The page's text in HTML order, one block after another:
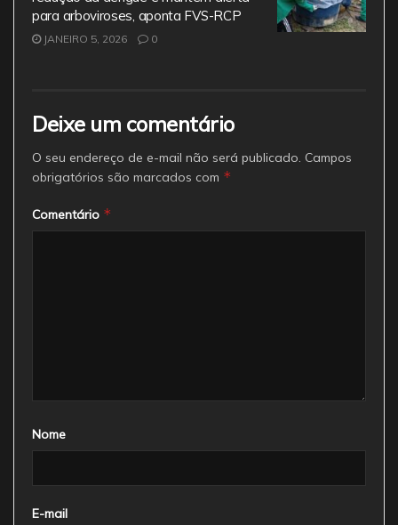
para arboviroses, aponta FVS-RCP
JANEIRO 5, 2026 0
Deixe um comentário
O seu endereço de e-mail não será publicado. Campos
obrigatórios são marcados com *
Comentário *
Nome
E-mail